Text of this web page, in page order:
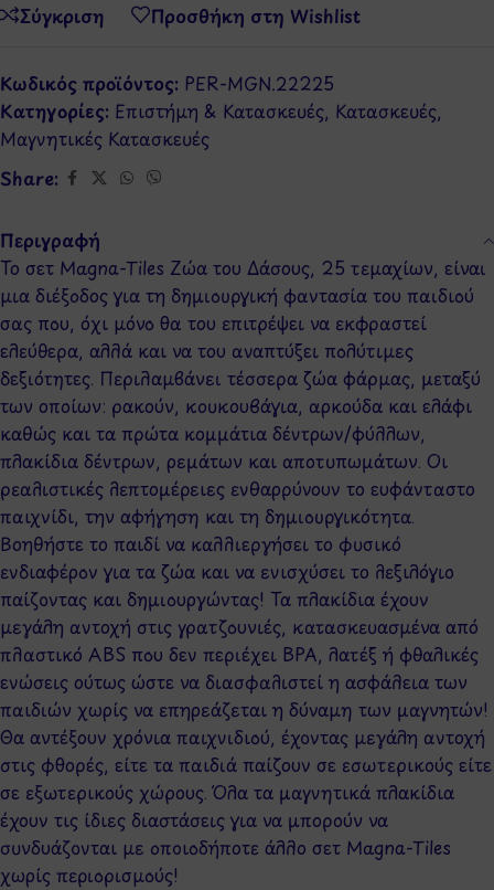
Σύγκριση
Προσθήκη στη Wishlist
Κωδικός προϊόντος: PER-MGN.22225
Κατηγορίες: Επιστήμη & Κατασκευές, Κατασκευές,
Μαγνητικές Κατασκευές
Share:
Περιγραφή
Το σετ Magna-Tiles Ζώα του Δάσους, 25 τεμαχίων, είναι
μια διέξοδος για τη δημιουργική φαντασία του παιδιού
σας που, όχι μόνο θα του επιτρέψει να εκφραστεί
ελεύθερα, αλλά και να του αναπτύξει πολύτιμες
δεξιότητες. Περιλαμβάνει τέσσερα ζώα φάρμας, μεταξύ
των οποίων: ρακούν, κουκουβάγια, αρκούδα και ελάφι
καθώς και τα πρώτα κομμάτια δέντρων/φύλλων,
πλακίδια δέντρων, ρεμάτων και αποτυπωμάτων. Οι
ρεαλιστικές λεπτομέρειες ενθαρρύνουν το ευφάνταστο
παιχνίδι, την αφήγηση και τη δημιουργικότητα.
Βοηθήστε το παιδί να καλλιεργήσει το φυσικό
ενδιαφέρον για τα ζώα και να ενισχύσει το λεξιλόγιο
παίζοντας και δημιουργώντας! Τα πλακίδια έχουν
μεγάλη αντοχή στις γρατζουνιές, κατασκευασμένα από
πλαστικό ABS που δεν περιέχει BPA, λατέξ ή φθαλικές
ενώσεις ούτως ώστε να διασφαλιστεί η ασφάλεια των
παιδιών χωρίς να επηρεάζεται η δύναμη των μαγνητών!
Θα αντέξουν χρόνια παιχνιδιού, έχοντας μεγάλη αντοχή
στις φθορές, είτε τα παιδιά παίζουν σε εσωτερικούς είτε
σε εξωτερικούς χώρους. Όλα τα μαγνητικά πλακίδια
έχουν τις ίδιες διαστάσεις για να μπορούν να
συνδυάζονται με οποιοδήποτε άλλο σετ Magna-Tiles
χωρίς περιορισμούς!